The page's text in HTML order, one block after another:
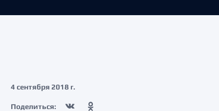
4 сентября 2018 г.
Поделиться: